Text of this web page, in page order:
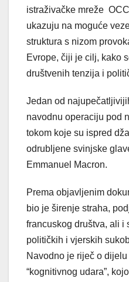
istraživačke mreže
ukazuju na moguće
struktura s nizom
Evrope, čiji je cilj, kako
društvenih tenzija i
Jedan od
navodnu operaciju pod
tokom koje su ispred
odrubljene svinjske
Emmanuel Macron.
Prema objavljenim
bio je širenje straha,
francuskog društva, ali i
političkih i vjerskih
Navodno je riječ o
“kognitivnog udara”,